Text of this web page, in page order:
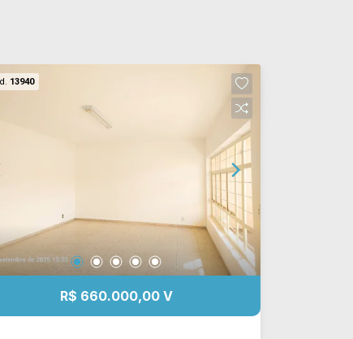
13940
R$ 660.000,00 V